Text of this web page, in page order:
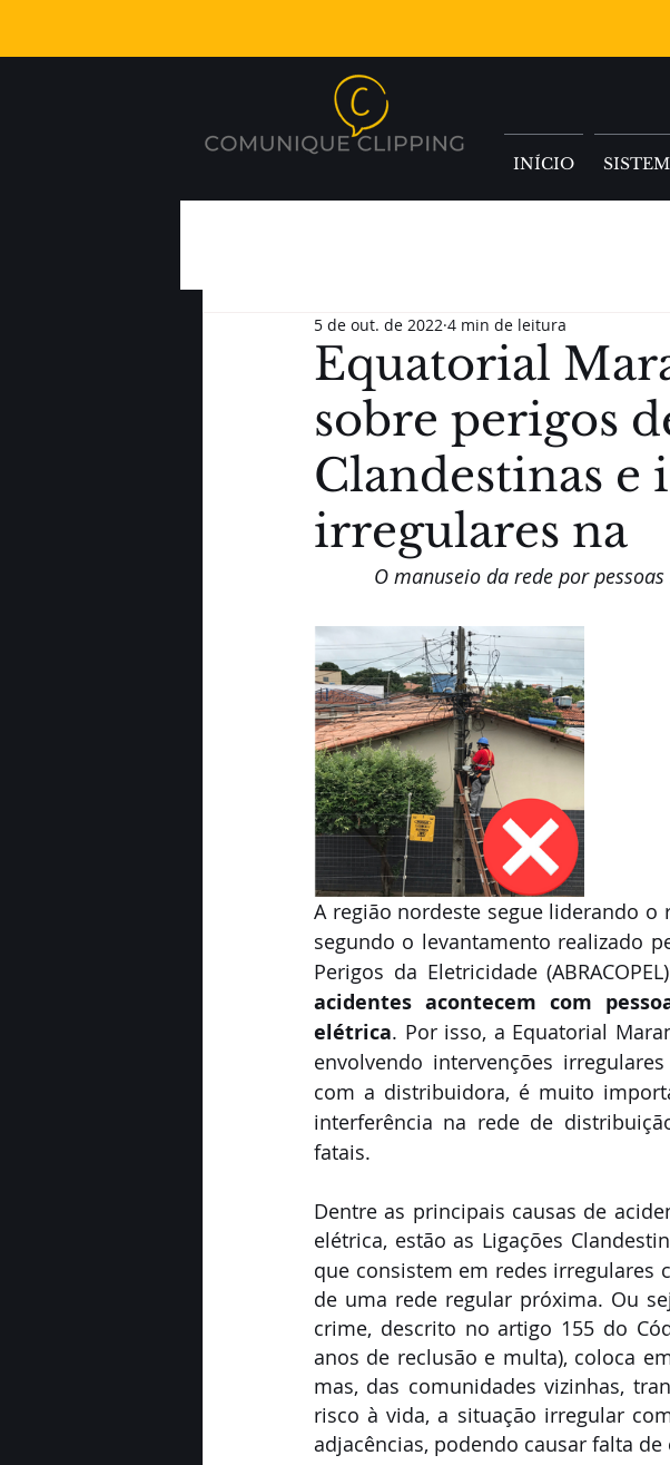
INÍCIO
Equatorial
sobre perigos
Clandestinas e
irregulares na
5 de out. de 2022 4 min de leitura
O manuseio da rede por
A região nordeste segue liderando
segundo o levantamento realizado
Perigos da Eletricidade
acidentes acontecem com
elétrica. Por isso, a Equatorial
envolvendo intervenções
com a distribuidora, é muito
interferência na rede de
fatais.
Dentre as principais causas de
elétrica, estão as Ligações
que consistem em redes irregulares
de uma rede regular próxima. Ou
crime, descrito no artigo 155 do
anos de reclusão e multa), coloca
mas, das comunidades vizinhas,
risco à vida, a situação irregular
adjacências, podendo causar falta